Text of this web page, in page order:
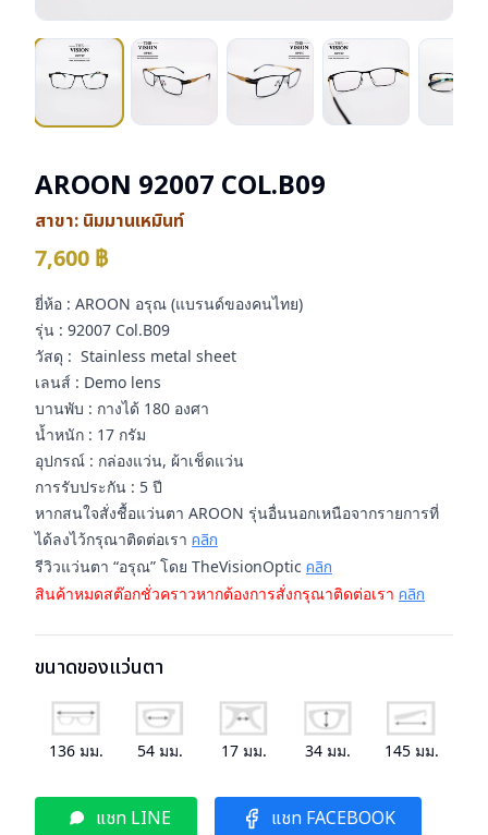
AROON 92007 COL.B09
สาขา: นิมมานเหมินท์
7,600 ฿
ยี่ห้อ : AROON อรุณ (แบรนด์ของคนไทย)
รุ่น : 92007 Col.B09
วัสดุ : Stainless metal sheet
เลนส์ : Demo lens
บานพับ : กางได้ 180 องศา
น้ำหนัก : 17 กรัม
อุปกรณ์ : กล่องแว่น, ผ้าเช็ดแว่น
การรับประกัน : 5 ปี
หากสนใจสั่งชื้อแว่นตา AROON รุ่นอื่นนอกเหนือจากรายการที่
ได้ลงไว้กรุณาติดต่อเรา คลิก
รีวิวแว่นตา “อรุณ” โดย TheVisionOptic คลิก
สินค้าหมดสต๊อกชั่วคราวหากต้องการสั่งกรุณาติดต่อเรา คลิก
ขนาดของแว่นตา
136 มม. 54 มม. 17มม. 34มม. 145มม.
แชท LINE แชท FACEBOOK